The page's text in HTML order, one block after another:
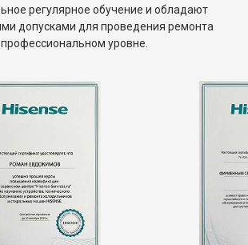
регулярное обучение и обладают
допусками для проведения ремонта
уровне.